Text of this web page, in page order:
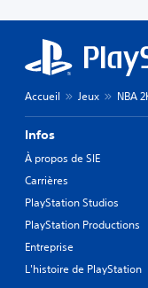
Accueil Jeux NBA
Infos
À propos de SIE
Carrières
PlayStation Studios
PlayStation Productions
Entreprise
L'histoire de PlayStation